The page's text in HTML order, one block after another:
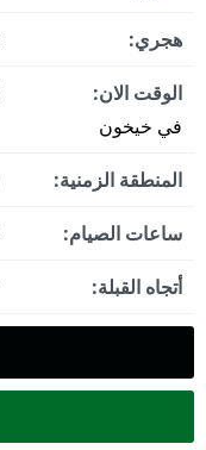
هجري:
الوقت الان:
في خيخون
المنطقة الزمنية:
ساعات الصيام:
أتجاه القبلة: